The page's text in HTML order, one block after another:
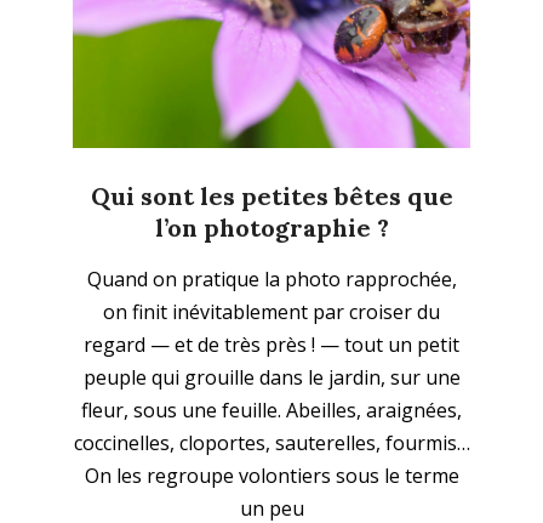
Qui sont les petites bêtes que
l’on photographie ?
04-
Quand on pratique la photo rapprochée,
on finit inévitablement par croiser du
regard — et de très près ! — tout un petit
peuple qui grouille dans le jardin, sur une
fleur, sous une feuille. Abeilles, araignées,
coccinelles, cloportes, sauterelles, fourmis…
On les regroupe volontiers sous le terme
un peu